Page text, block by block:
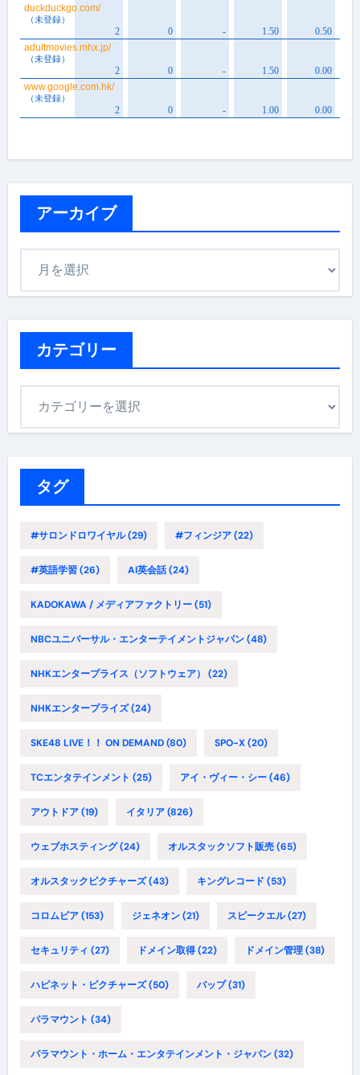
アーカイブ
カテゴリー
タグ
#サロンドロワイヤル(29) #フィンジア(22)
#英語学習(26) AI英会話(24)
KADOKAWA / メディアファクトリー(51)
NBCユニバーサル・エンターテイメントジャパン(48)
NHKエンタープライス（ソフトウェア） (22)
NHKエンタープライズ(24)
SKE48 LIVE！！ ON DEMAND(80) SPO-X(20)
TCエンタテインメント (25) アイ・ヴィー・シー(46)
アウトドア(19) イタリア(826)
ウェブホスティング(24) オルスタックソフト販売(65)
オルスタックピクチャーズ(43) キングレコード (53)
コロムビア(153) ジェネオン(21) スピークエル(27)
セキュリティ (27) ドメイン取得(22) ドメイン管理(38)
ハピネット・ピクチャーズ(50) バップ(31)
パラマウント (34)
パラマウント・ホーム・エンタテインメント・ジャパン(32)